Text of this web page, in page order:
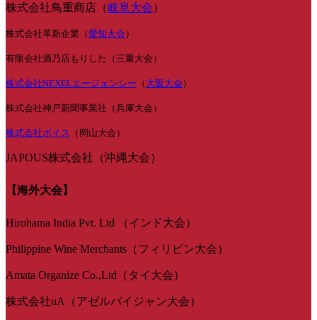
株式会社鳥重商店（岐阜大会）
株式会社革新企業（愛知大会 ）
有限会社酒乃店もりした（三重大会）
株式会社NEXELエージェンシー （ 大阪大会 ）
株式会社神戸新聞事業社（兵庫大会）
株式会社ボイス （岡山大会）
JAPOUS株式会社（沖縄大会）
【海外大会】
Hirohama India Pvt. Ltd （インド大会）
Philippine Wine Merchants（フィリピン大会）
Amata Organize Co.,Ltd（タイ大会）
株式会社uA（アゼルバイジャン大会）